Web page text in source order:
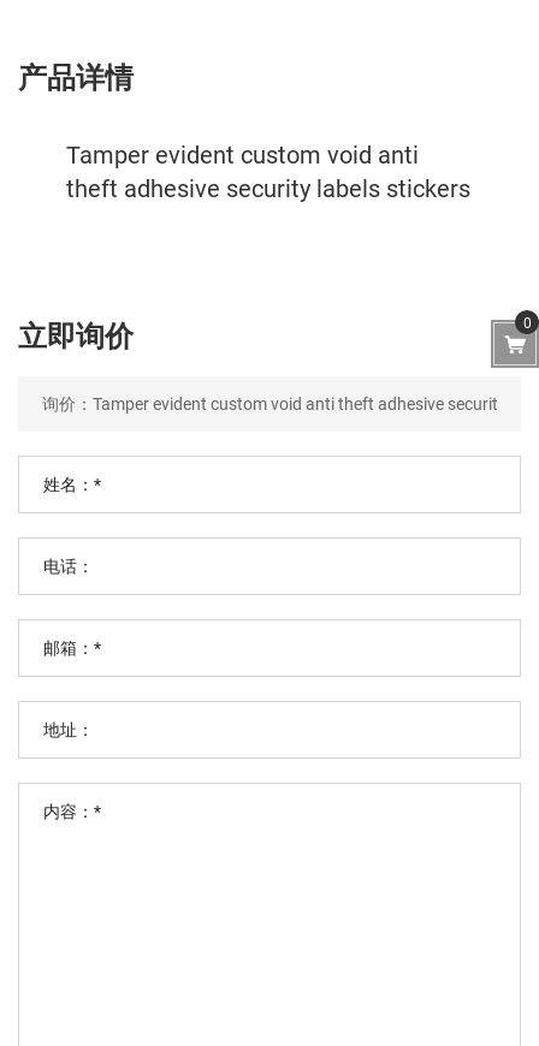
产品详情
Tamper evident custom void anti
theft adhesive security labels stickers
立即询价 0